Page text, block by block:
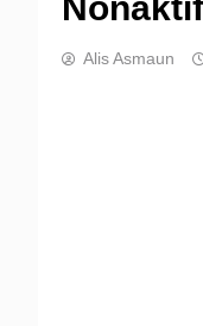
Alis Asmaun